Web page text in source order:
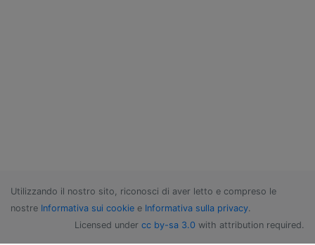
Utilizzando il nostro sito, riconosci di aver letto e compreso le
nostre Informativa sui cookie e Informativa sulla privacy.
Licensed under cc by-sa 3.0 with attribution required.